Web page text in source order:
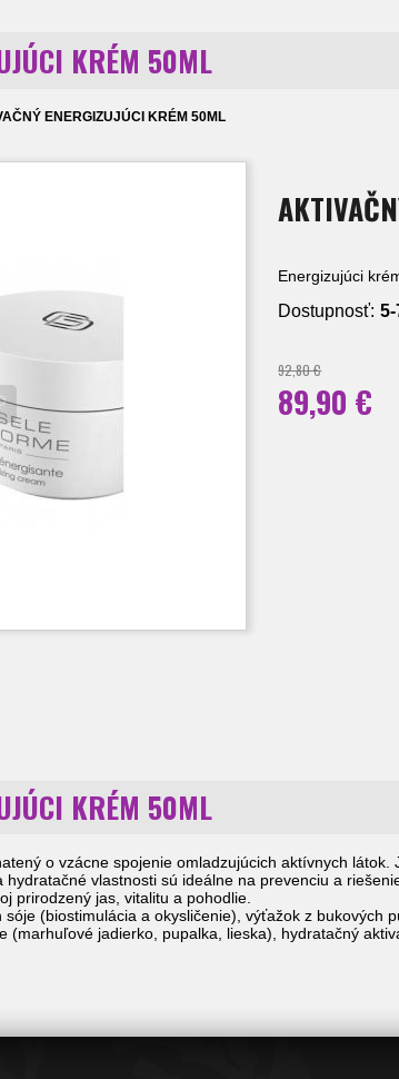
KRÉM 50ML
ENERGIZUJÚCI KRÉM 50ML
Energizujúci
Dostupnosť: 5-
92,80 €
89,90 €
KRÉM 50ML
o vzácne spojenie omladzujúcich aktívnych
vlastnosti sú ideálne na prevenciu a
prirodzený jas, vitalitu a pohodlie.
(biostimulácia a okysličenie), výťažok z bukových
(marhuľové jadierko, pupalka, lieska), hydratačný